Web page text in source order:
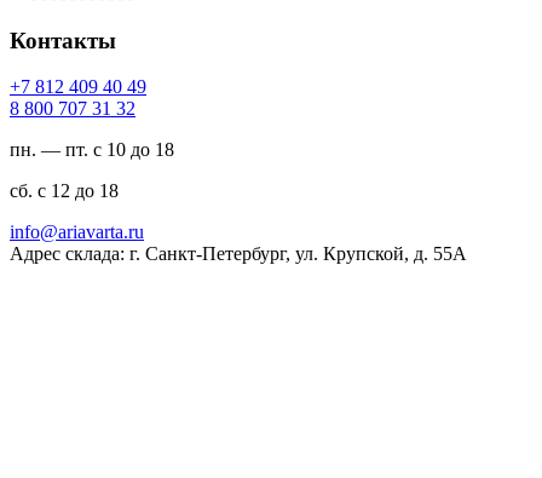
Контакты
94 04 904 218 7+
23 13 707 008 8
пн. — пт. с 10 до 18
сб. с 12 до 18
ur.atravaira@ofni
Адрес склада: г. Санкт-Петербург, ул. Крупской, д. 55А